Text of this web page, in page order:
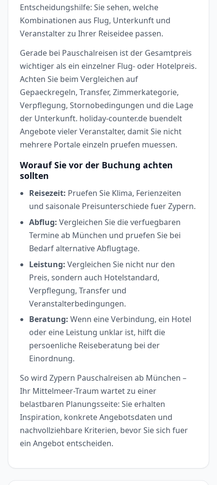
Entscheidungshilfe: Sie sehen, welche
Kombinationen aus Flug, Unterkunft und
Veranstalter zu Ihrer Reiseidee passen.
Gerade bei Pauschalreisen ist der Gesamtpreis
wichtiger als ein einzelner Flug- oder Hotelpreis.
Achten Sie beim Vergleichen auf
Gepaeckregeln, Transfer, Zimmerkategorie,
Verpflegung, Stornobedingungen und die Lage
der Unterkunft. holiday-counter.de buendelt
Angebote vieler Veranstalter, damit Sie nicht
mehrere Portale einzeln pruefen muessen.
Worauf Sie vor der Buchung achten
sollten
Reisezeit: Pruefen Sie Klima, Ferienzeiten
und saisonale Preisunterschiede fuer Zypern.
Abflug: Vergleichen Sie die verfuegbaren
Termine ab München und pruefen Sie bei
Bedarf alternative Abflugtage.
Leistung: Vergleichen Sie nicht nur den
Preis, sondern auch Hotelstandard,
Verpflegung, Transfer und
Veranstalterbedingungen.
Beratung: Wenn eine Verbindung, ein Hotel
oder eine Leistung unklar ist, hilft die
persoenliche Reiseberatung bei der
Einordnung.
So wird Zypern Pauschalreisen ab München –
Ihr Mittelmeer-Traum wartet zu einer
belastbaren Planungsseite: Sie erhalten
Inspiration, konkrete Angebotsdaten und
nachvollziehbare Kriterien, bevor Sie sich fuer
ein Angebot entscheiden.